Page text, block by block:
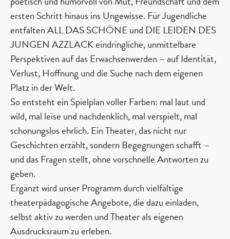
ersten Schritt hinaus ins Ungewisse. Für Jugendliche
entfalten ALL DAS SCHÖNE und DIE LEIDEN DES
JUNGEN AZZLACK eindringliche, unmittelbare
Perspektiven auf das Erwachsenwerden – auf Identität,
Verlust, Hoffnung und die Suche nach dem eigenen
Platz in der Welt.
So entsteht ein Spielplan voller Farben: mal laut und
wild, mal leise und nachdenklich, mal verspielt, mal
schonungslos ehrlich. Ein Theater, das nicht nur
Geschichten erzählt, sondern Begegnungen schafft –
und das Fragen stellt, ohne vorschnelle Antworten zu
geben.
Ergänzt wird unser Programm durch vielfältige
theaterpädagogische Angebote, die dazu einladen,
selbst aktiv zu werden und Theater als eigenen
Ausdrucksraum zu erleben.